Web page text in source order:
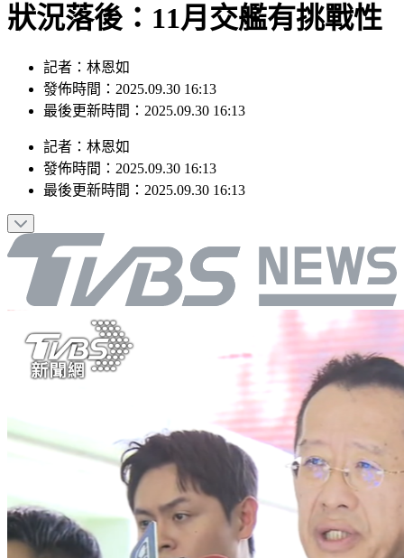
狀況落後：11月交艦有挑戰性
記者：林恩如
發佈時間：2025.09.30 16:13
最後更新時間：2025.09.30 16:13
記者 ： 林恩如
發佈時間： 2025.09.30 16:13
最後更新時間： 2025.09.30 16:13